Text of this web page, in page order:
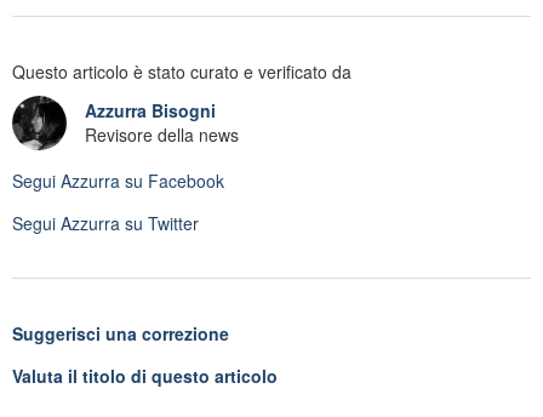
Questo articolo è stato curato e verificato da
Azzurra Bisogni
Revisore della news
Segui Azzurra su Facebook
Segui Azzurra su Twitter
Suggerisci una correzione
Valuta il titolo di questo articolo